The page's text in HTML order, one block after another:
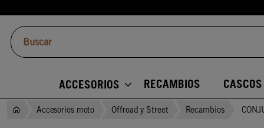
ACCESORIOS RECAMBIOS CASCOS
Accesorios moto Offroad y Street Recambios